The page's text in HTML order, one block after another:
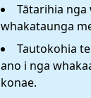
Tātarihia
whakataunga
Tautokohia
ano i nga
konae.